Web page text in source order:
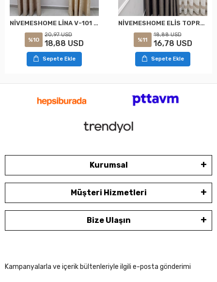
NİVEMESHOME LİNA V-101 KREM 1/3 PİLELİ FON PERDE
%10
20,97 USD
18,88 USD
Sepete Ekle
NİVEMESHOME ELİS TOPRAK FON PERDE 1/3 SIK PİLELİ PERDE APM
%11
18,88 USD
16,78 USD
Sepete Ekle
Kurumsal
Müşteri Hizmetleri
Bize Ulaşın
Kampanyalarla ve içerik bültenleriyle ilgili e-posta gönderimi